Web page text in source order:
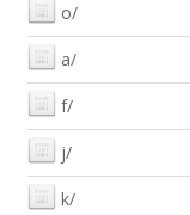
o/
a/
f/
j/
k/